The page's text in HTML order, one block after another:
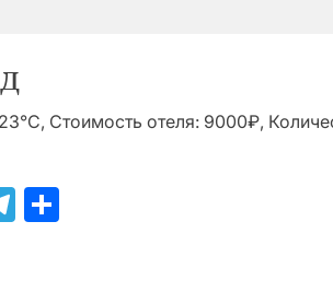
Стоимость отеля: 9000₽,
Telegram